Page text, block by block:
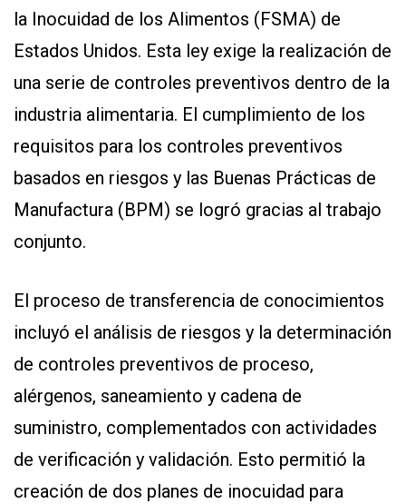
la Inocuidad de los Alimentos (FSMA) de
Estados Unidos. Esta ley exige la realización de
una serie de controles preventivos dentro de la
industria alimentaria. El cumplimiento de los
requisitos para los controles preventivos
basados en riesgos y las Buenas Prácticas de
Manufactura (BPM) se logró gracias al trabajo
conjunto.
El proceso de transferencia de conocimientos
incluyó el análisis de riesgos y la determinación
de controles preventivos de proceso,
alérgenos, saneamiento y cadena de
suministro, complementados con actividades
de verificación y validación. Esto permitió la
creación de dos planes de inocuidad para